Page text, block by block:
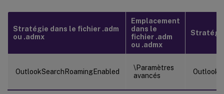
Stratégie dans le fichier .adm
ou .admx
Emplacement
dans le
fichier .adm
ou .admx
OutlookSearchRoamingEnabled
\Paramètres
avancés